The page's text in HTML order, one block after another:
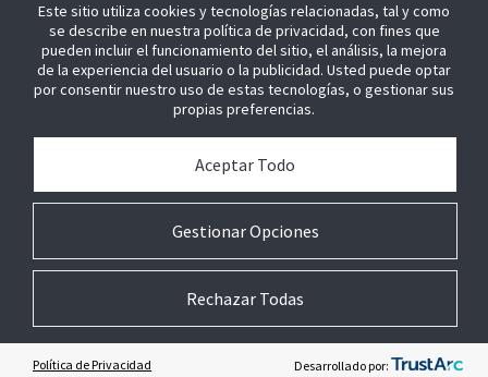
© 2026 Johnson Controls. Todos los derechos reservados.
Legal
Ajustes de
privacidad
Términos
Este sitio utiliza cookies y tecnologías relacionadas, tal y como
se describe en nuestra política de privacidad, con fines que
pueden incluir el funcionamiento del sitio, el análisis, la mejora
de la experiencia del usuario o la publicidad. Usted puede optar
por consentir nuestro uso de estas tecnologías, o gestionar sus
propias preferencias.
Gestionar Opciones
Aceptar Todo
Rechazar Todas
Política de Privacidad Desarrollado por:
Preferencias sobre
cookies